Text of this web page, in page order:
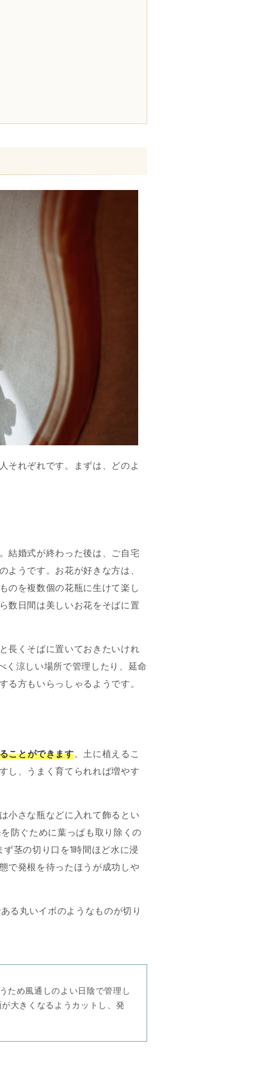
それぞれです。まずは、どのよ
結婚式が終わった後は、ご自宅
ようです。お花が好きな方は、
のを複数個の花瓶に生けて楽し
数日間は美しいお花をそばに置
長くそばに置いておきたいけれ
く涼しい場所で管理したり、延命
る方もいらっしゃるようです。
ことができます。土に植えるこ
し、うまく育てられれば増やす
小さな瓶などに入れて飾るとい
防ぐために葉っぱも取り除くの
茎の切り口を1時間ほど水に浸
で発根を待ったほうが成功しや
る丸いイボのようなものが切り
ため風通しのよい日陰で管理し
大きくなるようカットし、発